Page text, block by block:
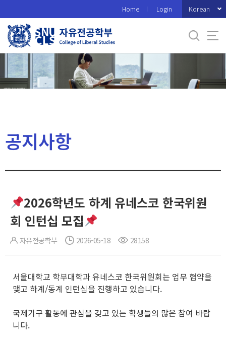
로
메
Home Login Korean
공지사항
2026학년도 하계 유네스코 한국위원
회 인턴십 모집
자유전공학부 2026-05-18 28158
서울대학교 학부대학과 유네스코 한국위원회는 업무 협약을
맺고 하계/동계 인턴십을 진행하고 있습니다.
국제기구 활동에 관심을 갖고 있는 학생들의 많은 참여 바랍
니다.